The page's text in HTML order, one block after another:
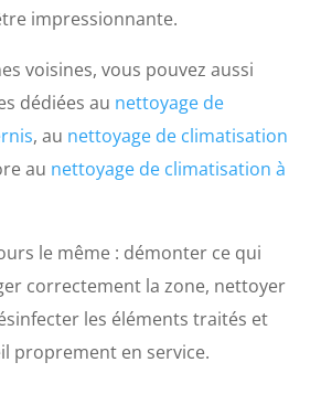
impressionnante.
voisines, vous pouvez aussi
dédiées au nettoyage de
, au nettoyage de climatisation
au nettoyage de climatisation à
le même : démonter ce qui
correctement la zone, nettoyer
les éléments traités et
proprement en service.